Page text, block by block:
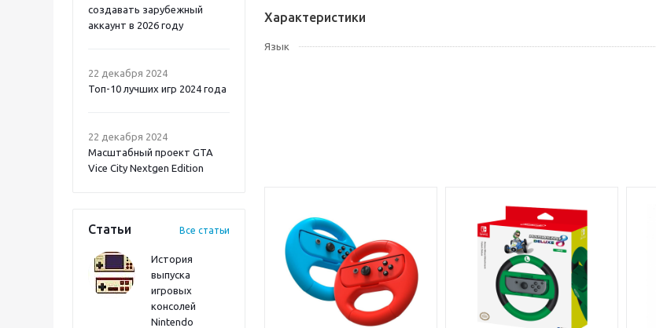
создавать зарубежный
аккаунт в 2026 году
22 декабря 2024
Топ-10 лучших игр 2024 года
22 декабря 2024
Масштабный проект GTA
Vice City Nextgen Edition
Статьи Все статьи
История
выпуска
игровых
консолей
Nintendo
Onimusha: Way of the
Sword PS5
Характеристики
Язык